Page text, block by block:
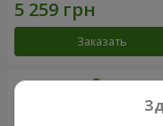
Заказать